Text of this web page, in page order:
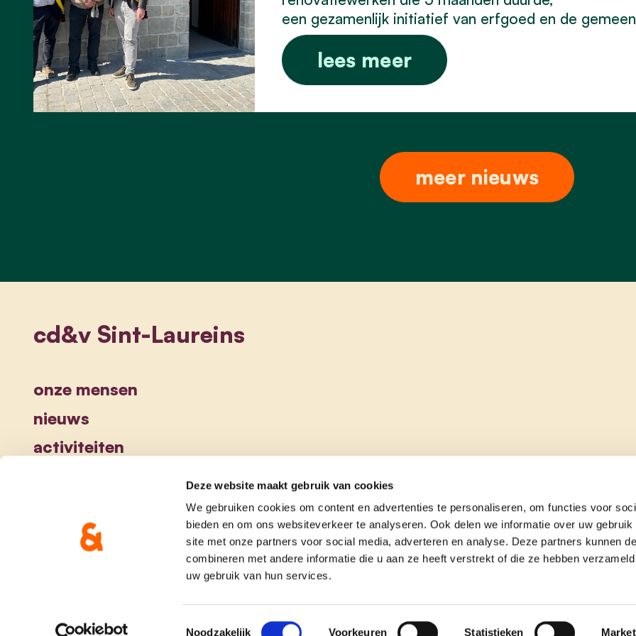
Deze website maakt gebruik van cookies
We gebruiken cookies om content en advertenties te personaliseren, om functies voor
bieden en om ons websiteverkeer te analyseren. Ook delen we informatie over uw gebruik
site met onze partners voor social media, adverteren en analyse. Deze partners kunnen
combineren met andere informatie die u aan ze heeft verstrekt of die ze hebben
uw gebruik van hun services.
Toestemmingsselectie
Noodzakelijk Voorkeuren Statistieken
een gezamenlijk initiatief van erfgoed en de
lees meer
meer nieuws
cd&v Sint-Laureins
onze mensen
nieuws
activiteiten
onze partij doe mee contact